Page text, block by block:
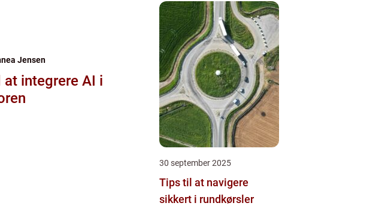
Jensen
at integrere AI i
30 september 2025
Tips til at navigere
sikkert i rundkørsler